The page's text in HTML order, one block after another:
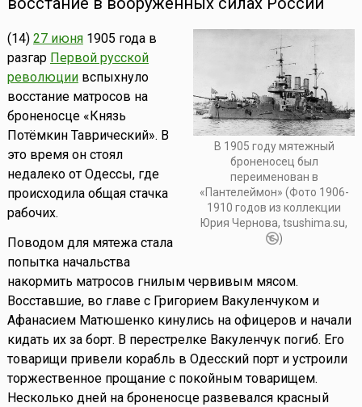
В 1905 году мятежный
броненосец был
переименован в
«Пантелеймон» (Фото 1906-
1910 годов из коллекции
Юрия Чернова, tsushima.su,
)
(14) 27 июня1905 года в
разгар Первой русской
революциивспыхнуло
восстание матросов на
броненосце «Князь
Потёмкин Таврический». В
это время он стоял
недалеко от Одессы, где
происходила общая стачка
рабочих.
Поводом для мятежа стала
попытка начальства
накормить матросов гнилым червивым мясом.
Восставшие, во главе с Григорием Вакуленчуком и
Афанасием Матюшенко кинулись на офицеров и начали
кидать их за борт. В перестрелке Вакуленчук погиб. Его
товарищи привели корабль в Одесский порт и устроили
торжественное прощание с покойным товарищем.
Несколько дней на броненосце развевался красный